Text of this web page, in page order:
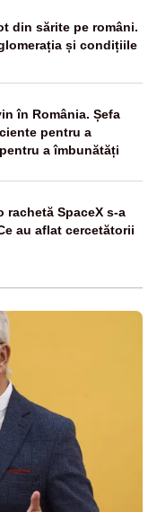
din sărite pe români.
și condițiile
în România. Șefa
pentru a
a îmbunătăți
rachetă SpaceX s-a
au aflat cercetătorii